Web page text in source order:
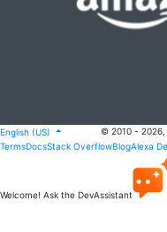
English (US)
© 2010 - 2026,
TermsDocsStack OverflowBlogAlexa